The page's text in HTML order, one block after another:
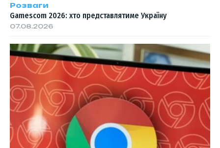
Розваги
Gamescom 2026: хто представлятиме Україну
07.08.2026